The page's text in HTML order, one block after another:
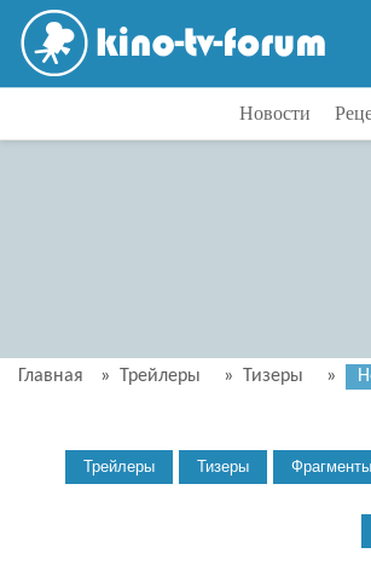
Новости
Главная » Трейлеры » Тизеры »